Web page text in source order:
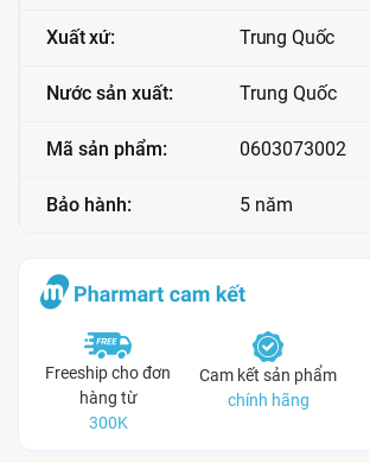
Xuất xứ: Trung Quốc
Nước sản xuất: Trung Quốc
Mã sản phẩm: 0603073002
Bảo hành: 5 năm
Freeship cho đơn
hàng từ
300K
Cam kết sản phẩm
chính hãng